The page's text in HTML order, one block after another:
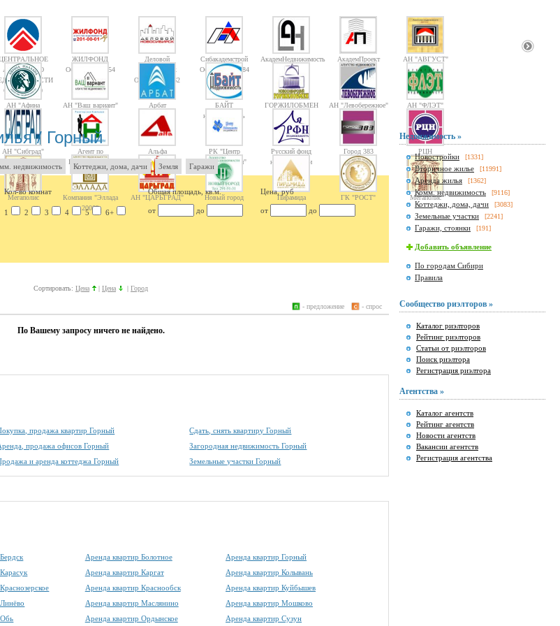
АГЕНТСТВО
Объектов: 10
ЖИЛФОНД
Объектов: 14754
Деловой
Новосибирск
Объектов: 1362
Сибакадемстрой
Объектов: 10084
АкадемНедвижимость АкадемПроект АН "АВГУСТ"
АН "Афина
Паллада"
АН "Ваш вариант" Арбат
БАЙТ
недвижимость
ГОРЖИЛОБМЕН АН "Левобережное" АН "ФЛЭТ"
АН "Сибград"
Агент по
Недвижимости
Альфа
РК "Центр
недвижимости"
Русский фонд
недвижимости
Город 383 РЦН
Мегаполис
Компания "Эллада
2000"
АН "ЦАРЬГРАД" Новый город Пирамида ГК "РОСТ" Мегаполис
/ Горный
недвижимость Коттеджи, дома, дачи Земля Гаражи
Кол-во комнат Общая площадь, кв.м. Цена, руб
1 2 3 4 5 6+ от до от до
Сортировать: Цена | Цена | Город
- спрос
- предложение
По Вашему запросу ничего не найдено.
продажа квартир Горный
Сдать, снять квартиру Горный
продажа офисов Горный
Загородная недвижимость Горный
и аренда коттеджа Горный Земельные участки Горный
Аренда квартир Болотное
Аренда квартир Горный
Аренда квартир Каргат
Аренда квартир Колывань
Аренда квартир Краснообск
Аренда квартир Куйбышев
Аренда квартир Маслянино
Аренда квартир Мошково
Аренда квартир Ордынское Аренда квартир Сузун
Недвижимость »
Новостройки [1331]
Вторичное жилье [11991]
Аренда жилья [1362]
Комм. недвижимость [9116]
Коттеджи, дома, дачи [3083]
Земельные участки [2241]
Гаражи, стоянки [191]
Добавить объявление
По городам Сибири
Правила
Сообщество риэлторов »
Каталог риэлторов
Рейтинг риэлторов
Статьи от риэлторов
Поиск риэлтора
Регистрация риэлтора
Агентства »
Каталог агентств
Рейтинг агентств
Новости агентств
Вакансии агентств
Регистрация агентства